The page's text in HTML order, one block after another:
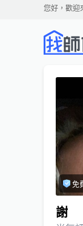
您好，歡迎
免
謝